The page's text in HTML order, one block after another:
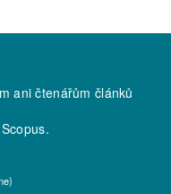
ani čtenářům článků
Scopus.